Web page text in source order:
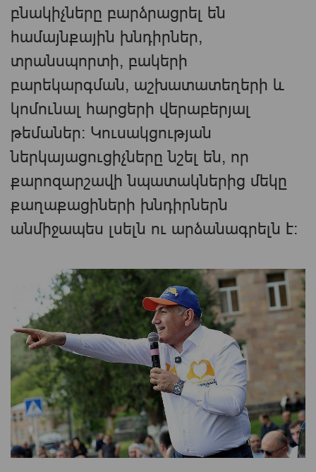
բնակիչները բարձրացրել են
համայնքային խնդիրներ,
տրանսպորտի, բակերի
բարեկարգման, աշխատատեղերի և
կոմունալ հարցերի վերաբերյալ
թեմաներ։ Կուսակցության
ներկայացուցիչները նշել են, որ
քարոզարշավի նպատակներից մեկը
քաղաքացիների խնդիրներն
անմիջապես լսելն ու արձանագրելն է։